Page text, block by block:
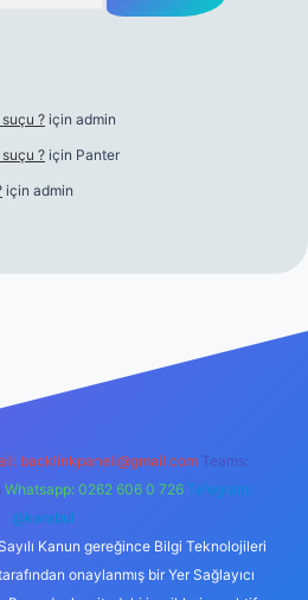
? için admin
? için Panter
için admin
backlinkpaneli@gmail.com Teams:
Whatsapp: 0262 606 0 726 Telegram:
@karabul
Kanun gereğince Bilgi Teknolojileri
onaylanmış bir Yer Sağlayıcı